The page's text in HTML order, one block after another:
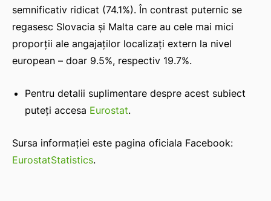
semnificativ ridicat (74.1%). În contrast puternic se
regasesc Slovacia și Malta care au cele mai mici
proporții ale angajaților localizați extern la nivel
european – doar 9.5%, respectiv 19.7%.
Pentru detalii suplimentare despre acest subiect
puteți accesa Eurostat.
Sursa informației este pagina oficiala Facebook:
EurostatStatistics.